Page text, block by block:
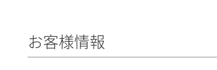
お客様情報